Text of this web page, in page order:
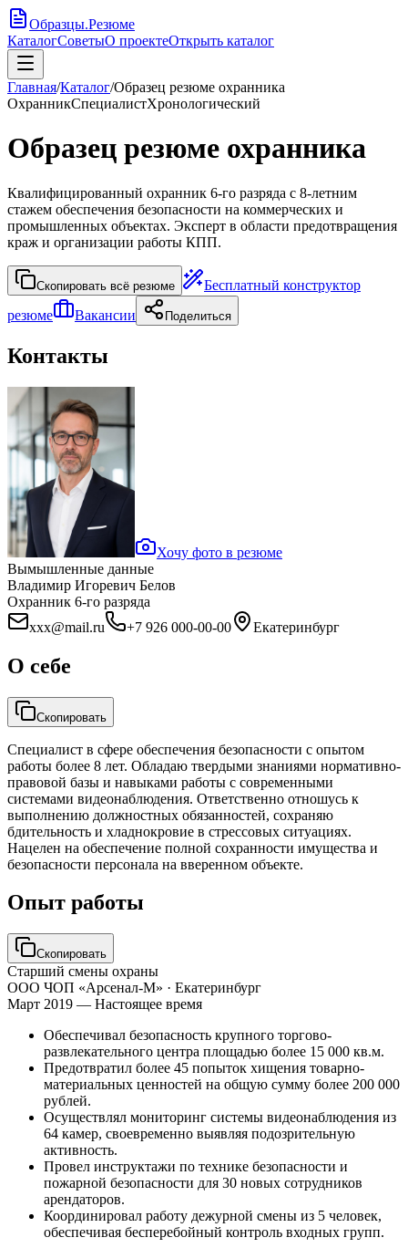
Образцы.Резюме
КаталогСоветыО проектеОткрыть каталог
Главная/Каталог/Образец резюме охранника
ОхранникСпециалистХронологический
Образец резюме охранника
Квалифицированный охранник 6-го разряда с 8-летним
стажем обеспечения безопасности на коммерческих и
промышленных объектах. Эксперт в области предотвращения
краж и организации работы КПП.
Скопировать всё резюме
Бесплатный конструктор
резюме
Вакансии Поделиться
Контакты
Хочу фото в резюме
Вымышленные данные
Владимир Игоревич Белов
Охранник 6-го разряда
xxx@mail.ru
+7 926 000-00-00 Екатеринбург
О себе
Скопировать
Специалист в сфере обеспечения безопасности с опытом
работы более 8 лет. Обладаю твердыми знаниями нормативно-
правовой базы и навыками работы с современными
системами видеонаблюдения. Ответственно отношусь к
выполнению должностных обязанностей, сохраняю
бдительность и хладнокровие в стрессовых ситуациях.
Нацелен на обеспечение полной сохранности имущества и
безопасности персонала на вверенном объекте.
Опыт работы
Скопировать
Старший смены охраны
ООО ЧОП «Арсенал-М» · Екатеринбург
Март 2019 — Настоящее время
Обеспечивал безопасность крупного торгово-
развлекательного центра площадью более 15 000 кв.м.
Предотвратил более 45 попыток хищения товарно-
материальных ценностей на общую сумму более 200 000
рублей.
Осуществлял мониторинг системы видеонаблюдения из
64 камер, своевременно выявляя подозрительную
активность.
Провел инструктажи по технике безопасности и
пожарной безопасности для 30 новых сотрудников
арендаторов.
Координировал работу дежурной смены из 5 человек,
обеспечивая бесперебойный контроль входных групп.